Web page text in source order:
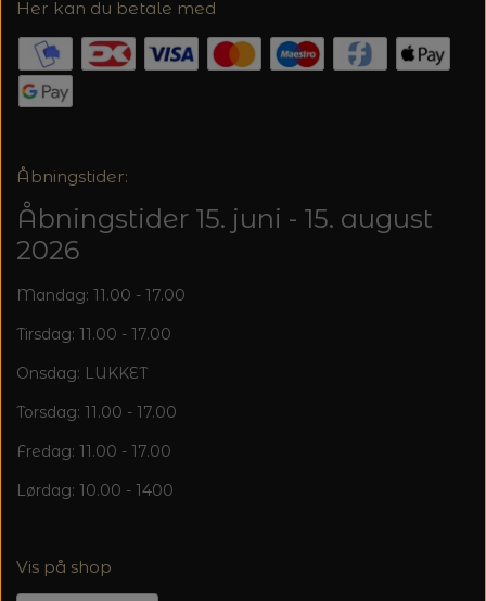
Her kan du betale med
Åbningstider:
Åbningstider 15. juni - 15. august
2026
Mandag: 11.00 - 17.00
Tirsdag: 11.00 - 17.00
Onsdag: LUKKET
Torsdag: 11.00 - 17.00
Fredag: 11.00 - 17.00
Lørdag: 10.00 - 1400
Vis på shop